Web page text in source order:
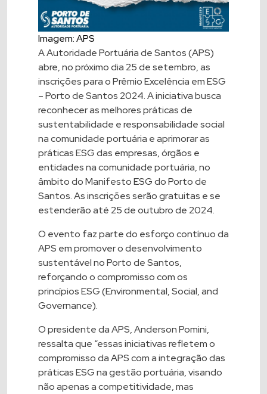
Imagem: APS
A Autoridade Portuária de Santos (APS)
abre, no próximo dia 25 de setembro, as
inscrições para o Prêmio Excelência em ESG
– Porto de Santos 2024. A iniciativa busca
reconhecer as melhores práticas de
sustentabilidade e responsabilidade social
na comunidade portuária e aprimorar as
práticas ESG das empresas, órgãos e
entidades na comunidade portuária, no
âmbito do Manifesto ESG do Porto de
Santos. As inscrições serão gratuitas e se
estenderão até 25 de outubro de 2024.
O evento faz parte do esforço contínuo da
APS em promover o desenvolvimento
sustentável no Porto de Santos,
reforçando o compromisso com os
princípios ESG (Environmental, Social, and
Governance).
O presidente da APS, Anderson Pomini,
ressalta que “essas iniciativas refletem o
compromisso da APS com a integração das
práticas ESG na gestão portuária, visando
não apenas a competitividade, mas